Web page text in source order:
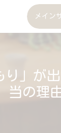
メイン
り」が
当の理